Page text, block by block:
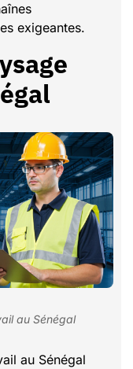
exigeantes.
au Sénégal
au Sénégal